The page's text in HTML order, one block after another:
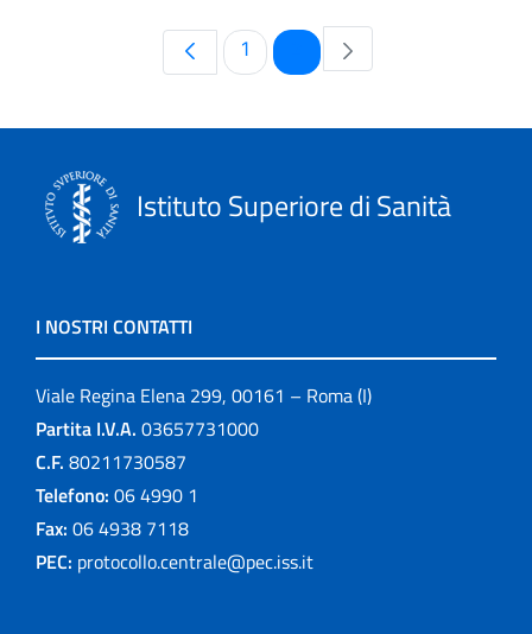
Pagina
1 Pagina
Istituto Superiore di Sanità
I NOSTRI CONTATTI
Viale Regina Elena 299, 00161 – Roma (I)
Partita I.V.A. 03657731000
C.F. 80211730587
Telefono: 06 4990 1
Fax: 06 4938 7118
PEC: protocollo.centrale@pec.iss.it